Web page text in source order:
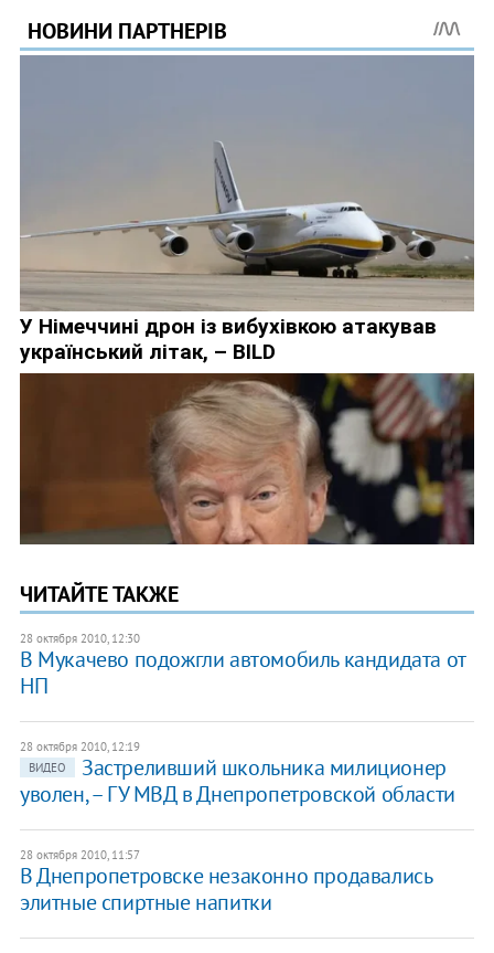
ЧИТАЙТЕ ТАКЖЕ
28 октября 2010, 12:30
В Мукачево подожгли автомобиль кандидата от
НП
28 октября 2010, 12:19
ВИДЕО
Застреливший школьника милиционер
уволен, – ГУ МВД в Днепропетровской области
28 октября 2010, 11:57
В Днепропетровске незаконно продавались
элитные спиртные напитки